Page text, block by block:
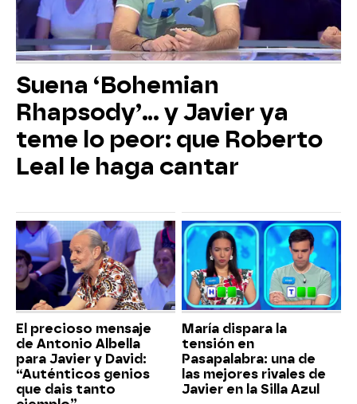
Suena ‘Bohemian
Rhapsody’... y Javier ya
teme lo peor: que Roberto
Leal le haga cantar
El precioso mensaje
de Antonio Albella
para Javier y David:
“Auténticos genios
que dais tanto
María dispara la
tensión en
Pasapalabra: una de
las mejores rivales de
Javier en la Silla Azul